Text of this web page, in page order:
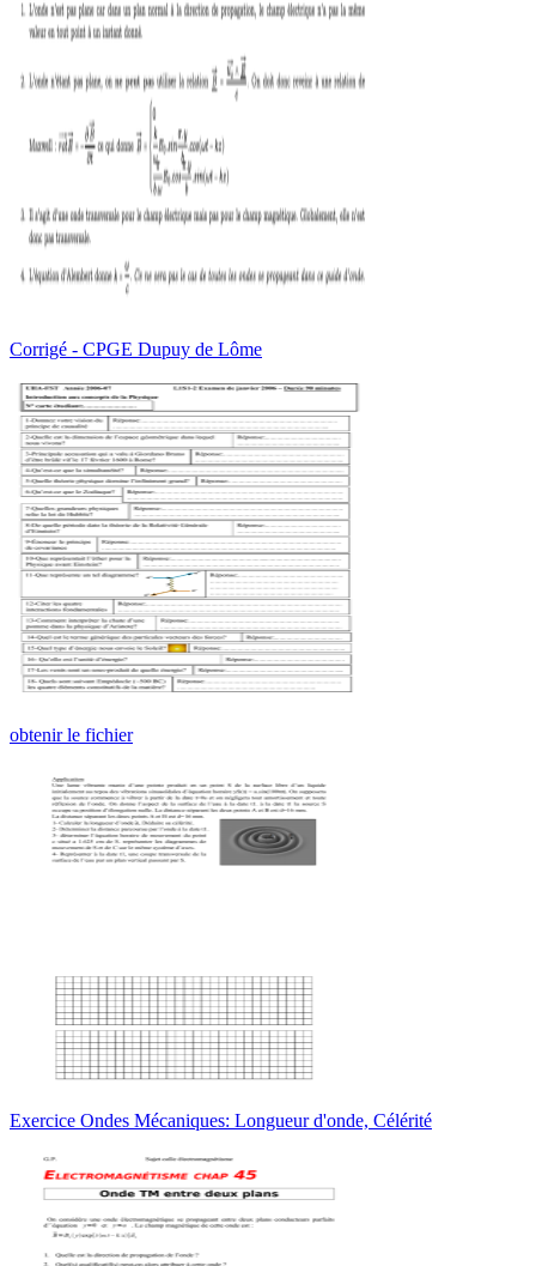
Corrigé - CPGE Dupuy de Lôme
obtenir le fichier
Exercice Ondes Mécaniques: Longueur d'onde, Célérité